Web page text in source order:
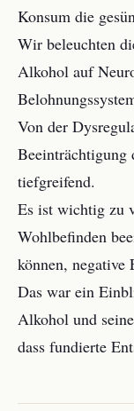
Konsum die
Wir beleuchten
Alkohol auf
Von der
Beeinträchtigung
tiefgreifend.
Es ist wichtig zu
Wohlbefinden
können, negative
Das war ein
Alkohol und
dass fundierte